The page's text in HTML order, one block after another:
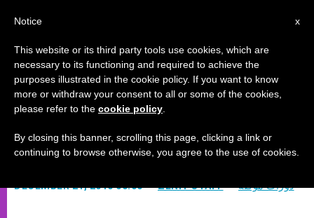
التواضع فضيلة تؤلّه الإنسان (1)
بقلم الأب الياس شخطورة الأنطوني
DECEMBER 21, 2010 00:00 ZENIT STAFF دورات مؤقّتة
x
Notice
This website or its third party tools use cookies, which are
necessary to its functioning and required to achieve the
purposes illustrated in the cookie policy. If you want to know
more or withdraw your consent to all or some of the cookies,
please refer to the cookie policy
By closing this banner, scrolling this page, clicking a link or
continuing to browse otherwise, you agree to the use of cookies.